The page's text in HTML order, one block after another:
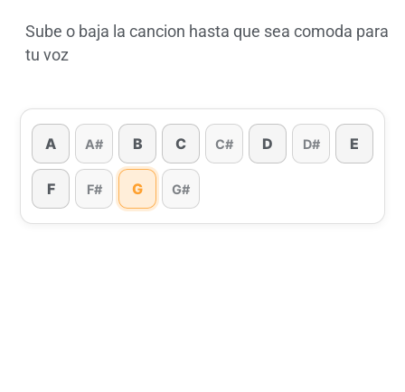
Sube o baja la cancion hasta que sea comoda para
tu voz
A A# B C C# D D# E
F F# G G#